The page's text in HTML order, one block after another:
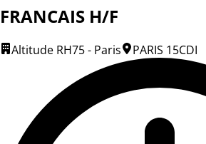
FRANCAIS H/F
Altitude RH75 - Paris PARIS 15CDI